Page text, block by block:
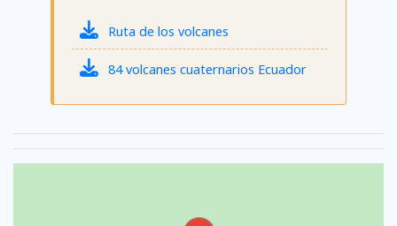
Ruta de los volcanes
84 volcanes cuaternarios Ecuador